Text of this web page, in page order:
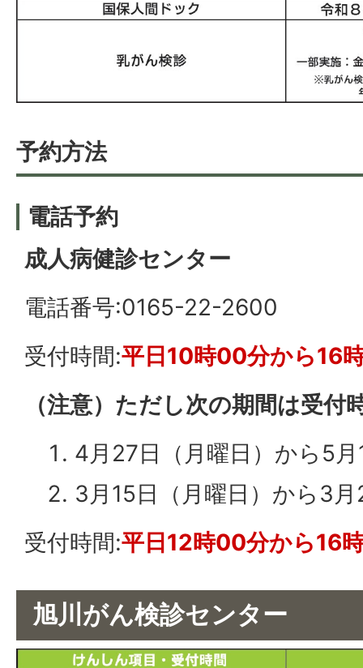
予約方法
電話予約
成人病健診センター
電話番号:0165-22-2600
受付時間:平日10時00分から16
（注意）ただし次の期間は受付
4月27日（月曜日）から5
3月15日（月曜日）から3
受付時間:平日12時00分から16
旭川がん検診センター